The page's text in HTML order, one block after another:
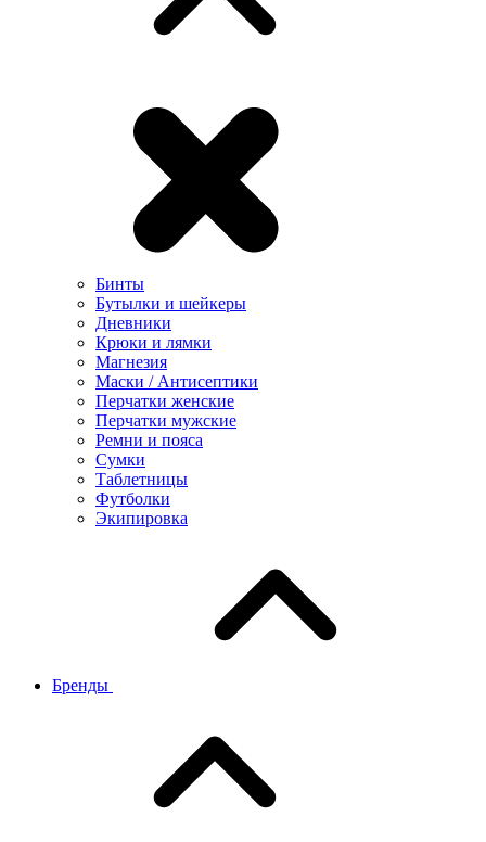
Бинты
Бутылки и шейкеры
Дневники
Крюки и лямки
Магнезия
Маски / Антисептики
Перчатки женские
Перчатки мужские
Ремни и пояса
Сумки
Таблетницы
Футболки
Экипировка
Бренды